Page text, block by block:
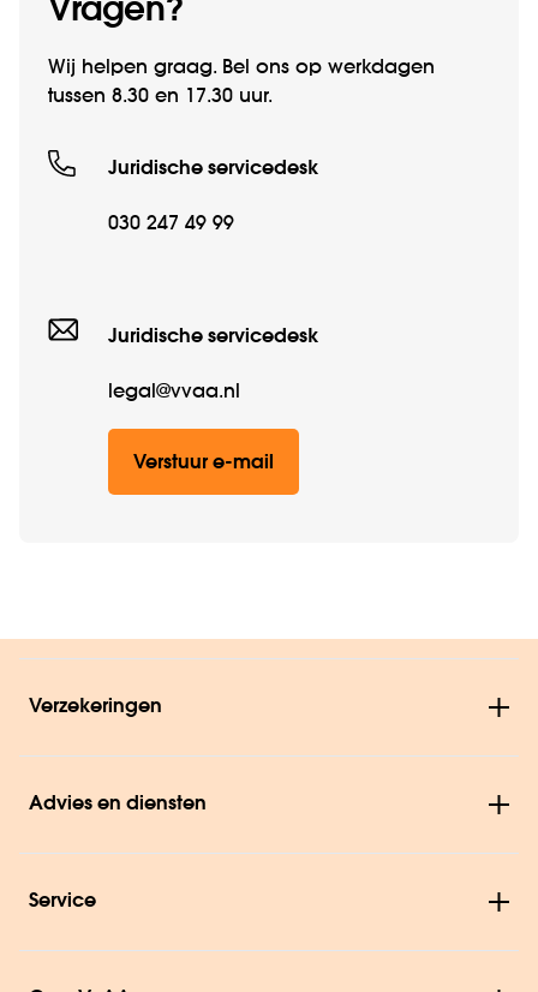
Vragen?
Wij helpen graag. Bel ons op werkdagen
tussen 8.30 en 17.30 uur.
Juridische servicedesk
030 247 49 99
Juridische servicedesk
legal@vvaa.nl
Verstuur e-mail
Verzekeringen
Advies en diensten
Service